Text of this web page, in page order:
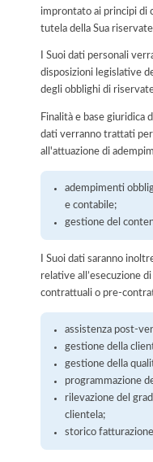
improntato ai principi di
tutela della Sua
I Suoi dati personali
disposizioni legislative
degli obblighi di
Finalità e base giuridica
dati verranno trattati
all'attuazione di
adempimenti
e contabile;
gestione del
I Suoi dati saranno
relative all’esecuzione
contrattuali o pre-
assistenza post-
gestione della
gestione della
programmazione
rilevazione del
clientela;
storico